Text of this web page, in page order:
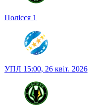
Полісся 1
УПЛ 15:00, 26 квіт. 2026